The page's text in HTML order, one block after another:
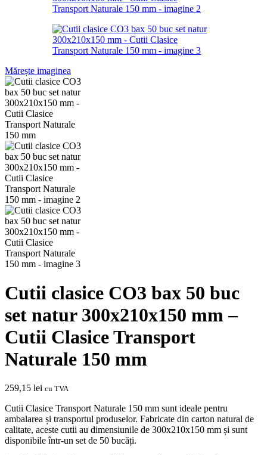
Mărește imaginea
Cutii clasice CO3 bax 50 buc
set natur 300x210x150 mm –
Cutii Clasice Transport
Naturale 150 mm
259,15 lei cu TVA
Cutii Clasice Transport Naturale 150 mm sunt ideale pentru
ambalarea și transportul produselor. Fabricate din carton natural de
calitate, aceste cutii au dimensiunile de 300x210x150 mm și sunt
disponibile într-un set de 50 bucăți.